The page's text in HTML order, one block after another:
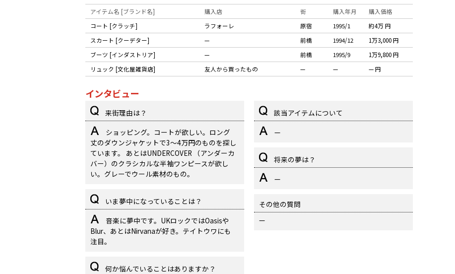
アイテム名 [ブランド名] 購入店 街 購入年月
購入価格
コート [クラッチ]
ラフォーレ 原宿 1995/1
約4万 円
スカート [クーデター]
— 前橋 1994/12
1万3,000 円
ブーツ [インダストリア]
— 前橋 1995/9
1万9,800 円
リュック [文化屋雑貨店]
友人から買ったもの — — — 円
インタビュー
来街理由は？
ショッピング。コートが欲しい。ロング
丈のダウンジャケットで3〜4万円のものを探し
ています。 あとはUNDERCOVER （アンダーカ
バー）のクラシカルな半袖ワンピースが欲し
い。グレーでウール素材のもの。
いま夢中になっていることは？
音楽に夢中です。UKロックではOasisや
Blur、あとはNirvanaが好き。テイトウワにも
注目。
何か悩んでいることはありますか？
該当アイテムについて
—
将来の夢は？
—
その他の質問
—